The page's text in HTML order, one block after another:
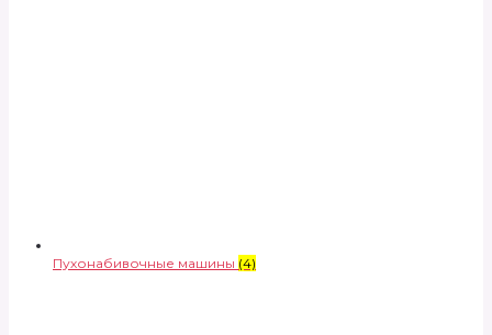
Пухонабивочные машины (4)